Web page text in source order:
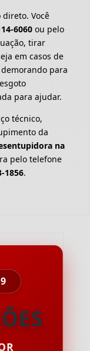
Você
6060 ou pelo
tirar
em casos de
para
para ajudar.
técnico,
da
na
pelo telefone
1856.